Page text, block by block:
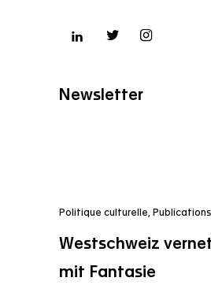
Newsletter
Politique culturelle
Westschweiz
mit Fantasie